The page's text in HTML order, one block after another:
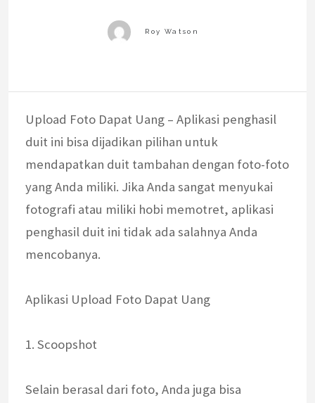
Upload Foto Dapat Uang – Aplikasi penghasil
duit ini bisa dijadikan pilihan untuk
mendapatkan duit tambahan dengan foto-foto
yang Anda miliki. Jika Anda sangat menyukai
fotografi atau miliki hobi memotret, aplikasi
penghasil duit ini tidak ada salahnya Anda
mencobanya.
Aplikasi Upload Foto Dapat Uang
1. Scoopshot
Selain berasal dari foto, Anda juga bisa